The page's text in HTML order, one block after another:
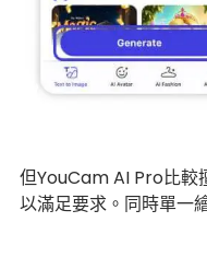
但YouCam AI Pro比較
以滿足要求。同時單一